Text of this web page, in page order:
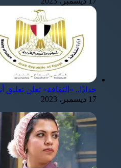
حدادًا.. «الثقافة» تعلن تعليق
17 ديسمبر، 2023